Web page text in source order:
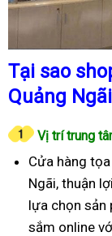
Tại sao
Quảng
Vị trí trung
Cửa hàng
Ngãi, thuận
lựa chọn sản
sắm online